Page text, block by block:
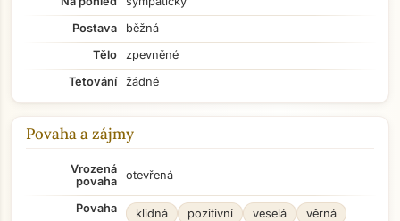
Postava
běžná
Tělo
zpevněné
Tetování
žádné
Povaha a zájmy
Vrozená
povaha
otevřená
Povaha klidná pozitivní veselá
věrná